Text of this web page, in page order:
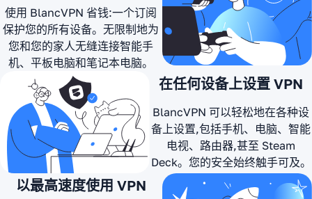
电脑上都使
用它,所以即
使在这些艰
难时期它也
能帮助我浏
览网页。我
还把它分享
给了我的父
母。
BlancVPN
提供高速连
提供不同协
议的密钥和
数据,您可以
自由使用任
何您喜欢的
客户端。
(别担心——
他们确实提
供了常见
VPN客户端
的使用说
* 其设计方
式使其难以
被封锁。 *
价格实惠。
当您需要激
活多个VPN
服务以保持
连接状态时,
这一点至关
重要。 在便
利性方面,我
喜欢使用
使用 BlancVPN 省钱:一个订阅
保护您的所有设备。无限制地为
您和您的家人无缝连接智能手
机、平板电脑和笔记本电脑。
在任何设备上设置 VPN
BlancVPN 可以轻松地在各种设
备上设置,包括手机、电脑、智能
电视、路由器,甚至 Steam
Deck。您的安全始终触手可及。
以最高速度使用 VPN